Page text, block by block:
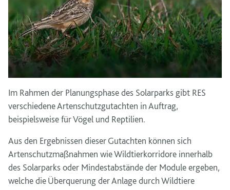
Im Rahmen der Planungsphase des Solarparks gibt RES
verschiedene Artenschutzgutachten in Auftrag,
beispielsweise für Vögel und Reptilien.
Aus den Ergebnissen dieser Gutachten können sich
Artenschutzmaßnahmen wie Wildtierkorridore innerhalb
des Solarparks oder Mindestabstände der Module ergeben,
welche die Überquerung der Anlage durch Wildtiere